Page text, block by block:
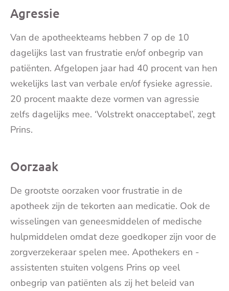
Agressie
Van de apotheekteams hebben 7 op de 10
dagelijks last van frustratie en/of onbegrip van
patiënten. Afgelopen jaar had 40 procent van hen
wekelijks last van verbale en/of fysieke agressie.
20 procent maakte deze vormen van agressie
zelfs dagelijks mee. ‘Volstrekt onacceptabel’, zegt
Prins.
Oorzaak
De grootste oorzaken voor frustratie in de
apotheek zijn de tekorten aan medicatie. Ook de
wisselingen van geneesmiddelen of medische
hulpmiddelen omdat deze goedkoper zijn voor de
zorgverzekeraar spelen mee. Apothekers en -
assistenten stuiten volgens Prins op veel
onbegrip van patiënten als zij het beleid van